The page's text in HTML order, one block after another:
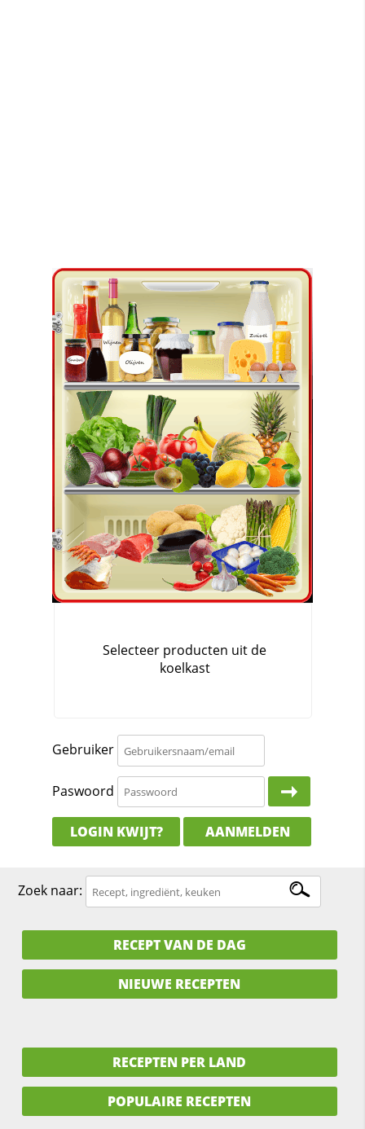
Gebruiker
Paswoord
LOGIN KWIJT? AANMELDEN
Zoek naar:
RECEPT VAN DE DAG
NIEUWE RECEPTEN
RECEPTEN PER LAND
POPULAIRE RECEPTEN